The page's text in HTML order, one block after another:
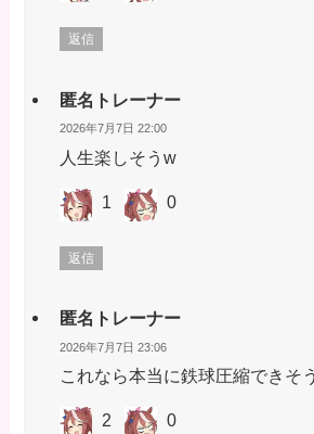
返信
匿名トレーナー
2026年7月7日 22:00
人生楽しそうw
1 0
返信
匿名トレーナー
2026年7月7日 23:06
これなら本当に鉄球圧縮できそ
2 0